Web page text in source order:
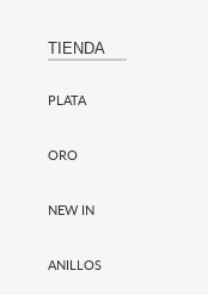
TIENDA
PLATA
ORO
NEW IN
ANILLOS